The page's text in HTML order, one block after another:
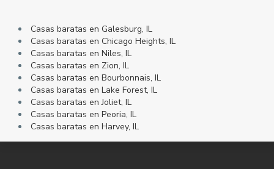
Casas baratas en Galesburg, IL
Casas baratas en Chicago Heights, IL
Casas baratas en Niles, IL
Casas baratas en Zion, IL
Casas baratas en Bourbonnais, IL
Casas baratas en Lake Forest, IL
Casas baratas en Joliet, IL
Casas baratas en Peoria, IL
Casas baratas en Harvey, IL